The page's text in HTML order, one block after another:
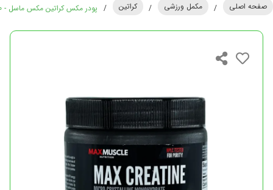
صفحه اصلی / مکمل ورزشی / کراتین / پودر مکس کراتین مکس ماسل - 250 گرم